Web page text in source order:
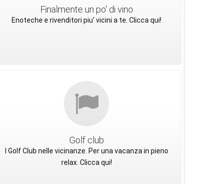
Finalmente un po' di vino
Enoteche e rivenditori piu' vicini a te. Clicca qui!
Golf club
I Golf Club nelle vicinanze. Per una vacanza in pieno
relax. Clicca qui!